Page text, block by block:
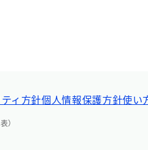
ィ方針個人情報保護方針使い
）